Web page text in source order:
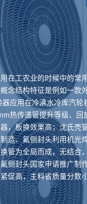
在工农业的时候中的常
念结构特征是例如一款
应用在冷沸水冷库汽轮
热传递管提升等级、回
，板换效果高；沈氏壳
造、氟侧封头利用机光
管为全局而成，无结合
侧封头国家申请推广制
促高，主料省质量分数